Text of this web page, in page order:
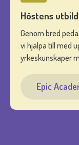
Höstens
Genom bred
vi hjälpa till med
yrkeskunskaper
Epic